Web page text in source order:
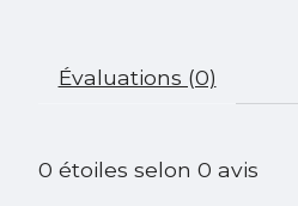
Évaluations (0)
0 étoiles selon 0 avis